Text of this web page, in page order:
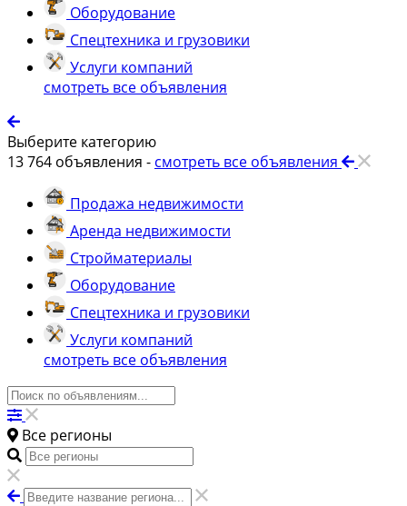
Оборудование
Спецтехника и грузовики
Услуги компаний
смотреть все объявления
Выберите категорию
13 764 объявления - смотреть все объявления
Продажа недвижимости
Аренда недвижимости
Стройматериалы
Оборудование
Спецтехника и грузовики
Услуги компаний
смотреть все объявления
Все регионы